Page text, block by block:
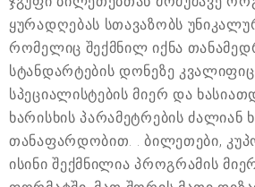
ყურადღებას სთავაზობს
რომელიც შექმნილ იქნა
სტანდარტების დონეზე
სპეციალისტების მიერ და
ხარისხის პარამეტრების
თანაფარდობით. . ბილეთები,
ისინი შექმნილია პროგრამის